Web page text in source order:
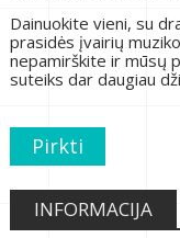
Dainuokite vieni, su
prasidės įvairių
nepamirškite ir mūsų
suteiks dar daugiau
Pirkti
INFORMACIJA